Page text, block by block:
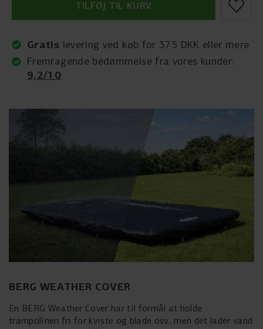
BERG WEATHER COVER
En BERG Weather Cover har til formål at holde
trampolinen fri for kviste og blade osv., men det lader vand
TILFØJ TIL KURV
Gratis levering ved køb for 375 DKK eller mere
Fremragende bedømmelse fra vores kunder:
9,2/10